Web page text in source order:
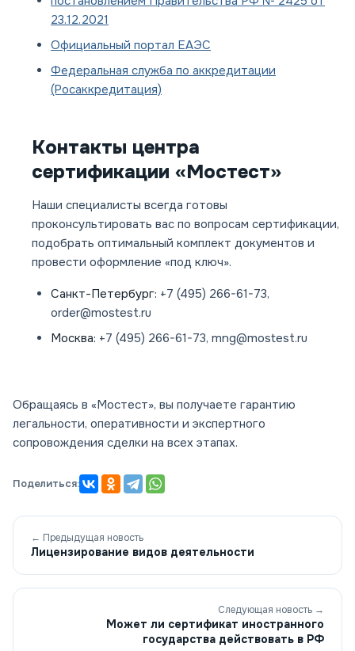
23.12.2021
Официальный портал ЕАЭС
Федеральная служба по аккредитации
(Росаккредитация)
Контакты центра
сертификации «Мостест»
Наши специалисты всегда готовы
проконсультировать вас по вопросам сертификации,
подобрать оптимальный комплект документов и
провести оформление «под ключ».
Санкт-Петербург: +7 (495) 266-61-73,
order@mostest.ru
Москва: +7 (495) 266-61-73, mng@mostest.ru
Обращаясь в «Мостест», вы получаете гарантию
легальности, оперативности и экспертного
сопровождения сделки на всех этапах.
Поделиться:
← Предыдущая новость
Лицензирование видов деятельности
Следующая новость →
Может ли сертификат иностранного
государства действовать в РФ